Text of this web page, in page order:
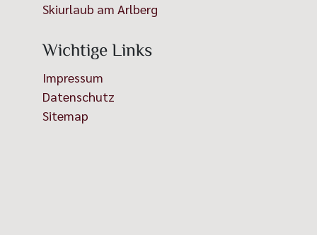
Skiurlaub am Arlberg
Wichtige Links
Impressum
Datenschutz
Sitemap